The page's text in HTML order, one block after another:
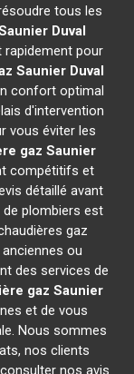
tous les
Duval
rapidement pour
Saunier Duval
confort optimal
d'intervention
vous éviter les
gaz Saunier
compétitifs et
détaillé avant
plombiers est
gaz
ou
des services de
gaz Saunier
et de vous
Nous sommes
nos clients
nos avis